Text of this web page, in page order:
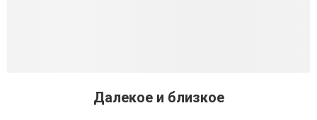
Далекое и близкое